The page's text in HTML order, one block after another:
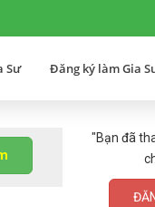
Sư Đăng ký làm Gia
"Bạn đã